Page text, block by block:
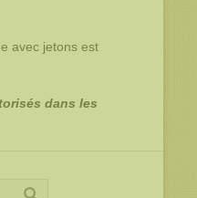
avec jetons est
dans les